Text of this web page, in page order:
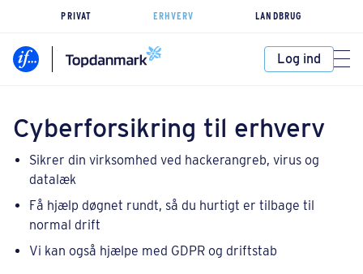
PRIVAT ERHVERV LANDBRUG
Log ind
Cyberforsikring til erhverv
Sikrer din virksomhed ved hackerangreb, virus og
datalæk
Få hjælp døgnet rundt, så du hurtigt er tilbage til
normal drift
Vi kan også hjælpe med GDPR og driftstab